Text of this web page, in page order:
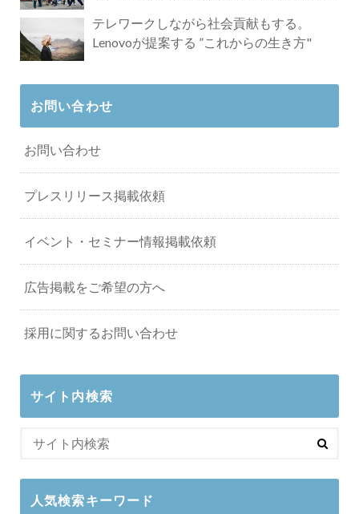
テレワークしながら社会貢献もする。
Lenovoが提案する ”これからの生き方"
お問い合わせ
お問い合わせ
プレスリリース掲載依頼
イベント・セミナー情報掲載依頼
広告掲載をご希望の方へ
採用に関するお問い合わせ
サイト内検索
人気検索キーワード